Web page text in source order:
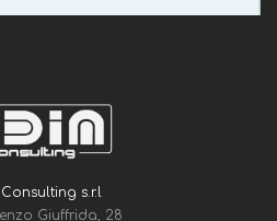
s.r.l
Giuffrida, 28